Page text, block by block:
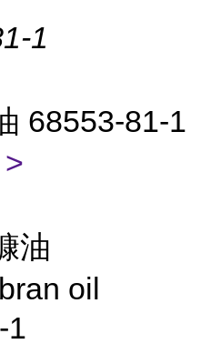
1
68553-81-1
油
oil
1